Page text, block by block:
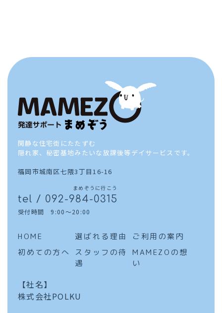
閑静な住宅街にたたずむ
隠れ家、秘密基地みたいな放課後等デイサービスです。
福岡市城南区七隈3丁目16-16
まめぞうに行こう
tel / 092-984-0315
受付時間 9:00～20:00
HOME 選ばれる理由
ご利用の案内
初めての方へ
スタッフの待
遇
MAMEZOの想
い
【社名】
株式会社POLKU